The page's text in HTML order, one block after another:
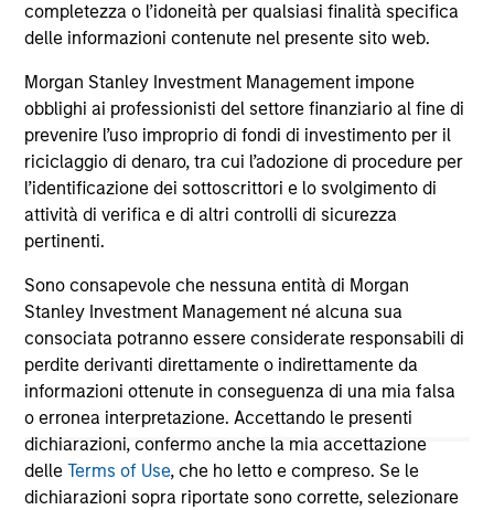
completezza o l’idoneità per qualsiasi finalità specifica
delle informazioni contenute nel presente sito web.
Morgan Stanley Investment Management impone
obblighi ai professionisti del settore finanziario al fine di
prevenire l’uso improprio di fondi di investimento per il
riciclaggio di denaro, tra cui l’adozione di procedure per
l’identificazione dei sottoscrittori e lo svolgimento di
attività di verifica e di altri controlli di sicurezza
pertinenti.
Sono consapevole che nessuna entità di Morgan
Stanley Investment Management né alcuna sua
consociata potranno essere considerate responsabili di
perdite derivanti direttamente o indirettamente da
informazioni ottenute in conseguenza di una mia falsa
o erronea interpretazione. Accettando le presenti
dichiarazioni, confermo anche la mia accettazione
delleTerms of Use, che ho letto e compreso. Se le
dichiarazioni sopra riportate sono corrette, selezionare
May not represent all Team Members.
The information on this page is for informational
purposes only. The information contained herein does
offering of advisory services or an offer to sell or a
solicitation of an offer to buy any securities in any
jurisdiction in which such offer or solicitation,
purchase or sale would be unlawful under the
securities, insurance or other laws of such jurisdiction.
All investing involves risks, including a loss of principal.
Please refer to the strategy detail page for important
information on the strategy, including additional risk
considerations.